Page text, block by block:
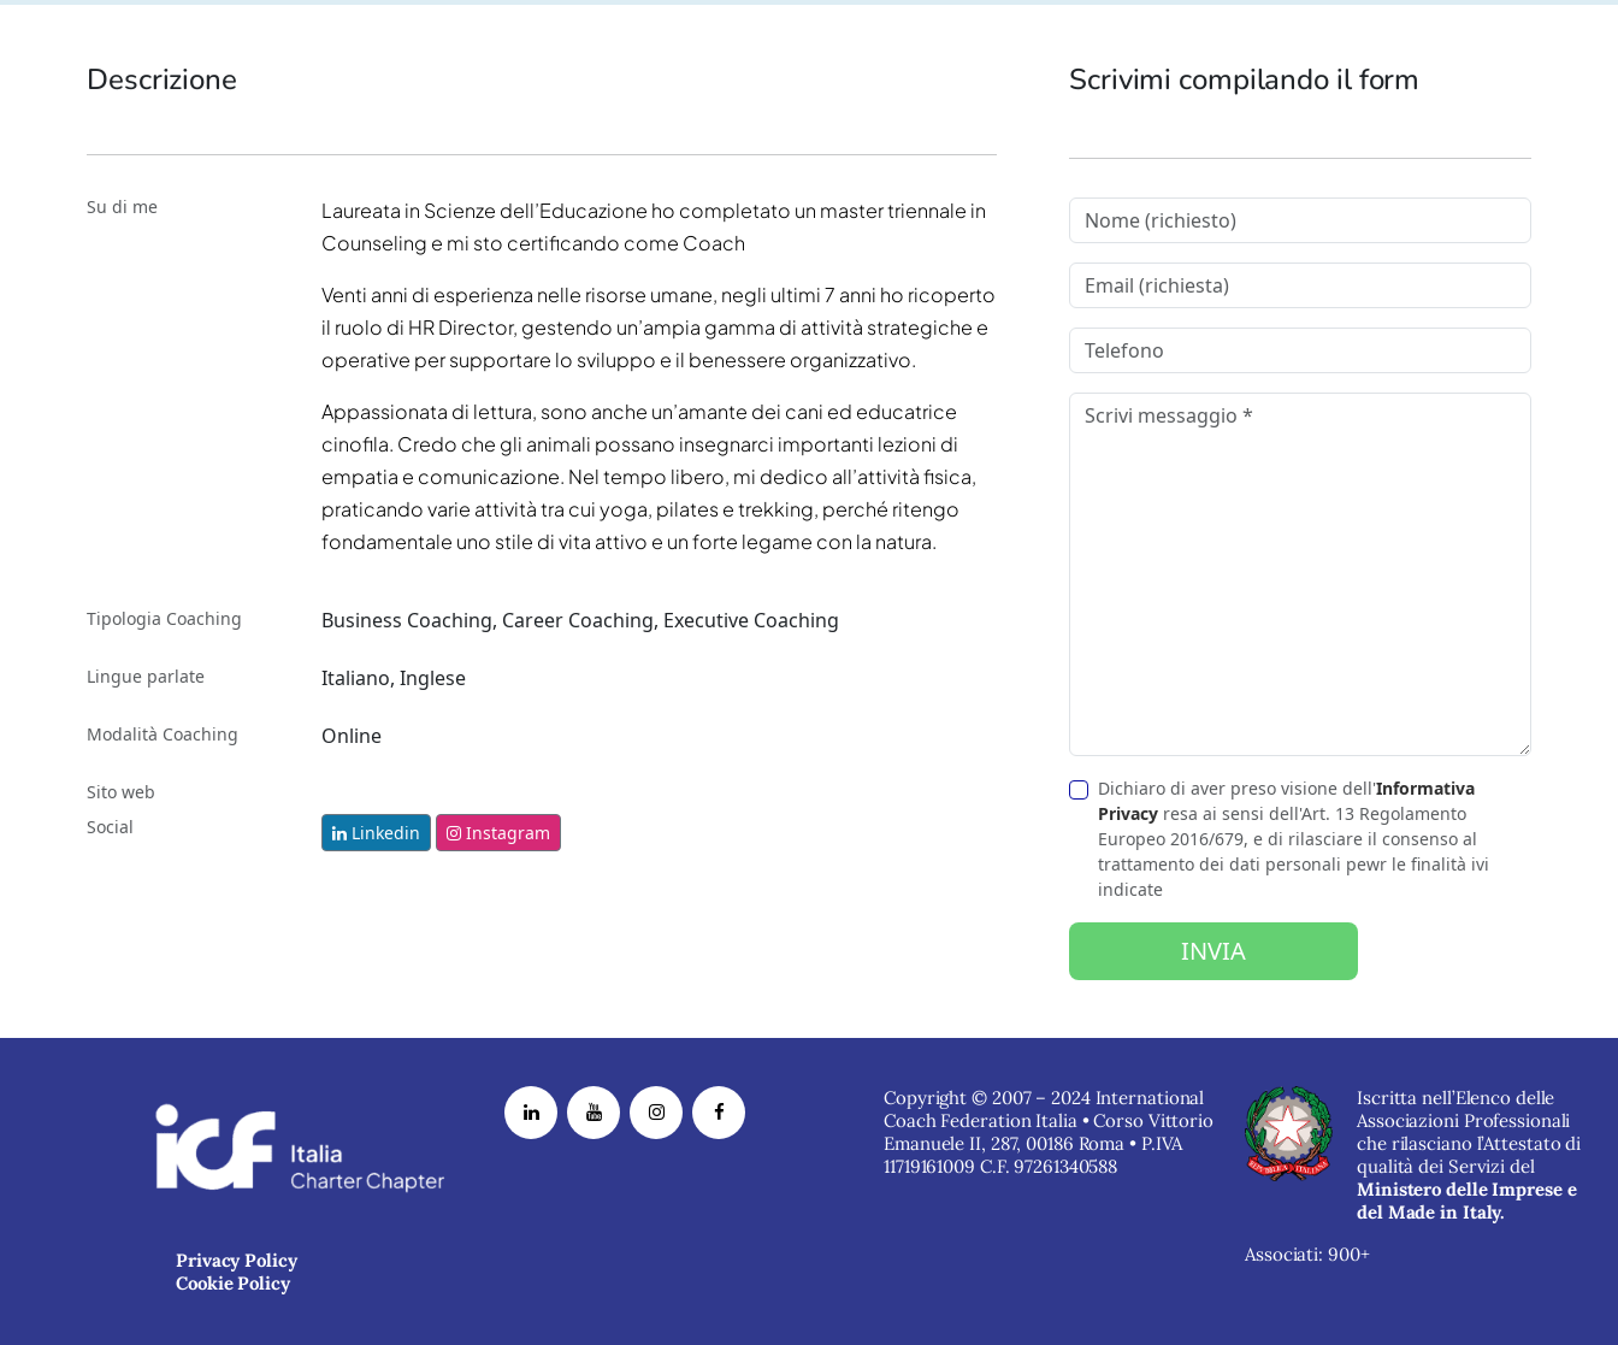
Descrizione
Su di me
Laureata in Scienze dell’Educazione ho completato un master triennale in
Counseling e mi sto certificando come Coach
Venti anni di esperienza nelle risorse umane, negli ultimi 7 anni ho ricoperto
il ruolo di HR Director, gestendo un’ampia gamma di attività strategiche e
operative per supportare lo sviluppo e il benessere organizzativo.
Appassionata di lettura, sono anche un’amante dei cani ed educatrice
cinofila. Credo che gli animali possano insegnarci importanti lezioni di
empatia e comunicazione. Nel tempo libero, mi dedico all’attività fisica,
praticando varie attività tra cui yoga, pilates e trekking, perché ritengo
fondamentale uno stile di vita attivo e un forte legame con la natura.
Tipologia Coaching Business Coaching, Career Coaching, Executive Coaching
Lingue parlate Italiano, Inglese
Modalità Coaching Online
Sito web
Social
Linkedin Instagram
Scrivimi compilando il form
Dichiaro di aver preso visione dell'Informativa
Privacy resa ai sensi dell'Art. 13 Regolamento
Europeo 2016/679, e di rilasciare il consenso al
trattamento dei dati personali pewr le finalità ivi
indicate
INVIA
Privacy Policy
Cookie Policy
Copyright © 2007 – 2024 International
Coach Federation Italia • Corso Vittorio
Emanuele II, 287, 00186 Roma • P.IVA
11719161009 C.F. 97261340588
Iscritta nell’Elenco delle
Associazioni Professionali
che rilasciano l’Attestato di
qualità dei Servizi del
Ministero delle Imprese e
del Made in Italy.
Associati: 900+